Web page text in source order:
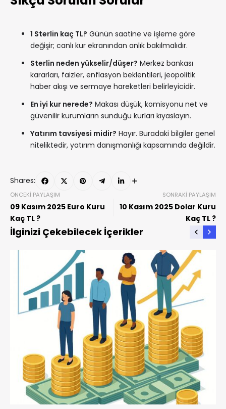
1 Sterlin kaç TL? Günün saatine ve işleme göre
değişir; canlı kur ekranından anlık bakılmalıdır.
Sterlin neden yükselir/düşer? Merkez bankası
kararları, faizler, enflasyon beklentileri, jeopolitik
haber akışı ve sermaye hareketleri belirleyicidir.
En iyi kur nerede? Makası düşük, komisyonu net ve
güvenilir kurumların sunduğu kurları kıyaslayın.
Yatırım tavsiyesi midir? Hayır. Buradaki bilgiler genel
niteliktedir, yatırım danışmanlığı kapsamında değildir.
Shares:
ÖNCEKI PAYLAŞIM
09 Kasım 2025 Euro Kuru
Kaç TL ?
SONRAKI PAYLAŞIM
10 Kasım 2025 Dolar Kuru
Kaç TL ?
İlginizi Çekebilecek İçerikler